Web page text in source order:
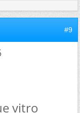
#9
vitro